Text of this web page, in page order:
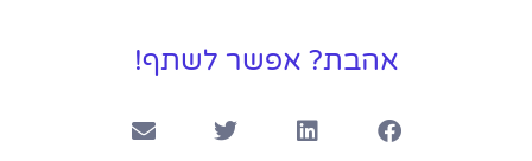
אהבת? אפשר לשתף!